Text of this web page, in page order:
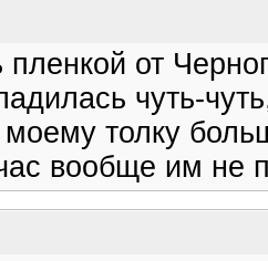
пленкой от
чуть-
толку
вообще им не